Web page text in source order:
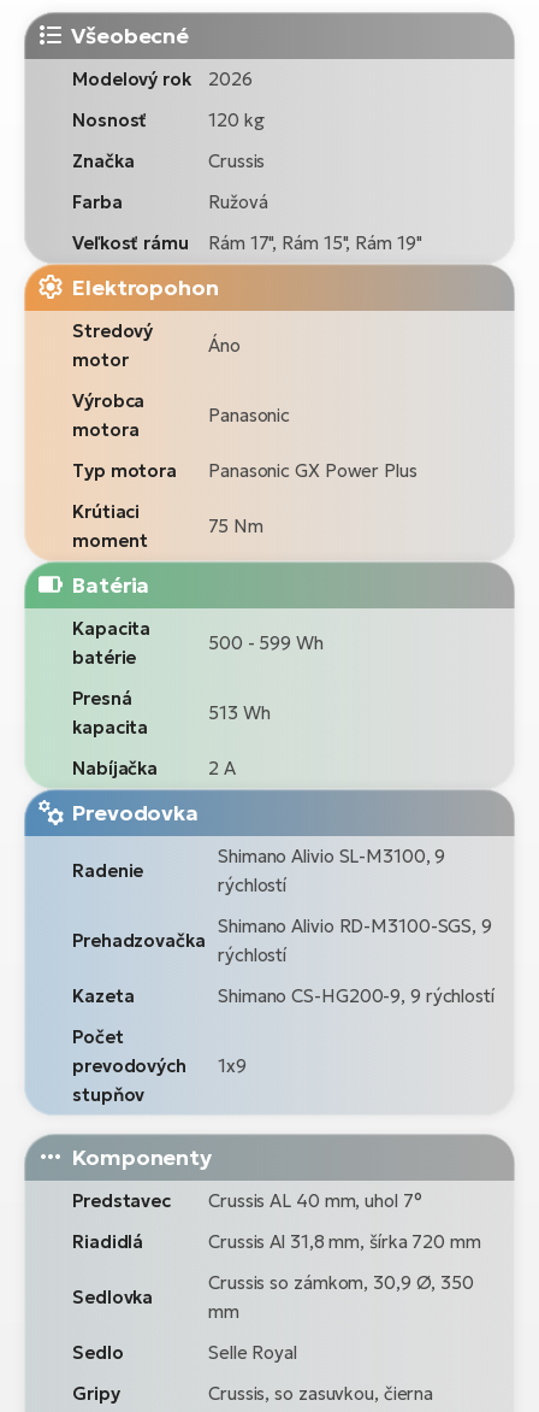
Všeobecné
Modelový rok
2026
Nosnosť
120 kg
Značka
Crussis
Farba
Ružová
Veľkosť rámu
Rám 17", Rám 15", Rám 19"
Elektropohon
Stredový
motor
Áno
Výrobca
motora
Panasonic
Typ motora
Panasonic GX Power Plus
Krútiaci
moment
75 Nm
Batéria
Kapacita
batérie
500 - 599 Wh
Presná
kapacita
513 Wh
Nabíjačka 2 A
Prevodovka
Radenie
Shimano Alivio SL-M3100, 9
rýchlostí
Prehadzovačka
Shimano Alivio RD-M3100-SGS, 9
rýchlostí
Kazeta
Shimano CS-HG200-9, 9 rýchlostí
Počet
prevodových
stupňov
1x9
Komponenty
Predstavec
Crussis AL 40 mm, uhol 7°
Riadidlá
Crussis Al 31,8 mm, šírka 720 mm
Sedlovka
Crussis so zámkom, 30,9 Ø, 350
mm
Sedlo
Selle Royal
Gripy
Crussis, so zasuvkou, čierna